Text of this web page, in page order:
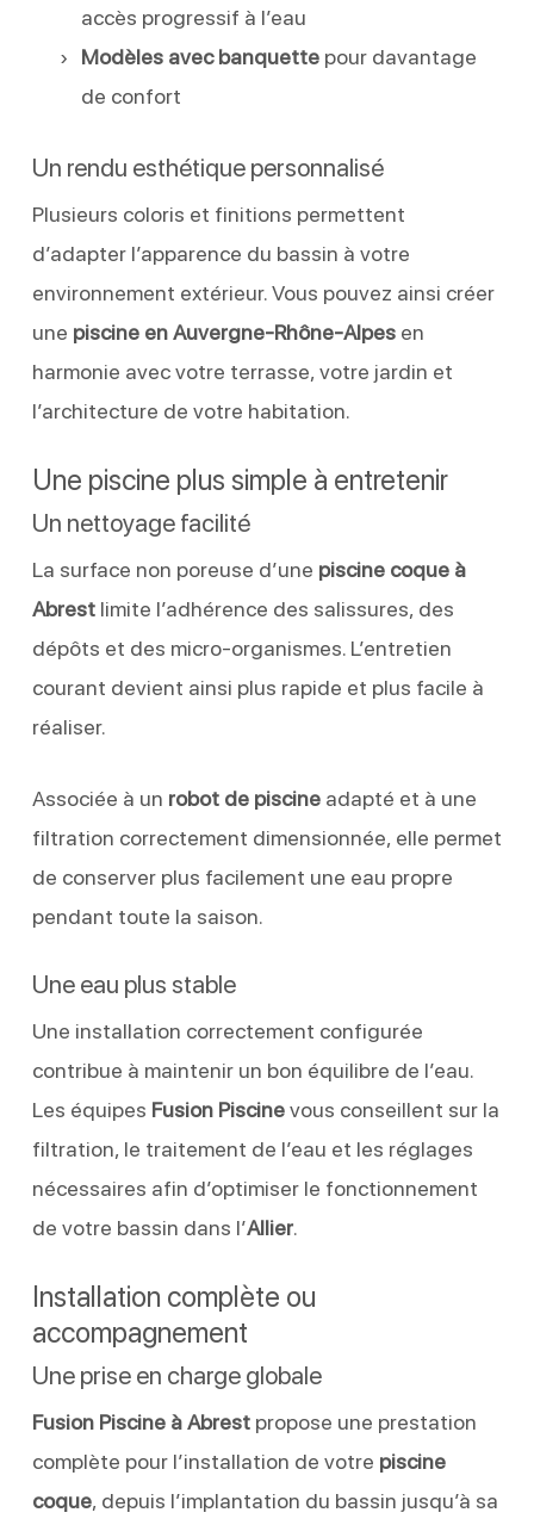
accès progressif à l’eau
Modèles avec banquettepour davantage
de confort
Un rendu esthétique personnalisé
Plusieurs coloris et finitions permettent
d’adapter l’apparence du bassin à votre
environnement extérieur. Vous pouvez ainsi créer
une piscine en Auvergne-Rhône-Alpesen
harmonie avec votre terrasse, votre jardin et
l’architecture de votre habitation.
Une piscine plus simple à entretenir
Un nettoyage facilité
La surface non poreuse d’une piscine coque à
Abrestlimite l’adhérence des salissures, des
dépôts et des micro-organismes. L’entretien
courant devient ainsi plus rapide et plus facile à
réaliser.
Associée à un robot de piscineadapté et à une
filtration correctement dimensionnée, elle permet
de conserver plus facilement une eau propre
pendant toute la saison.
Une eau plus stable
Une installation correctement configurée
contribue à maintenir un bon équilibre de l’eau.
Les équipes Fusion Piscinevous conseillent sur la
filtration, le traitement de l’eau et les réglages
nécessaires afin d’optimiser le fonctionnement
de votre bassin dans l’Allier.
Installation complète ou
accompagnement
Une prise en charge globale
Fusion Piscine à Abrestpropose une prestation
complète pour l’installation de votre piscine
coque, depuis l’implantation du bassin jusqu’à sa